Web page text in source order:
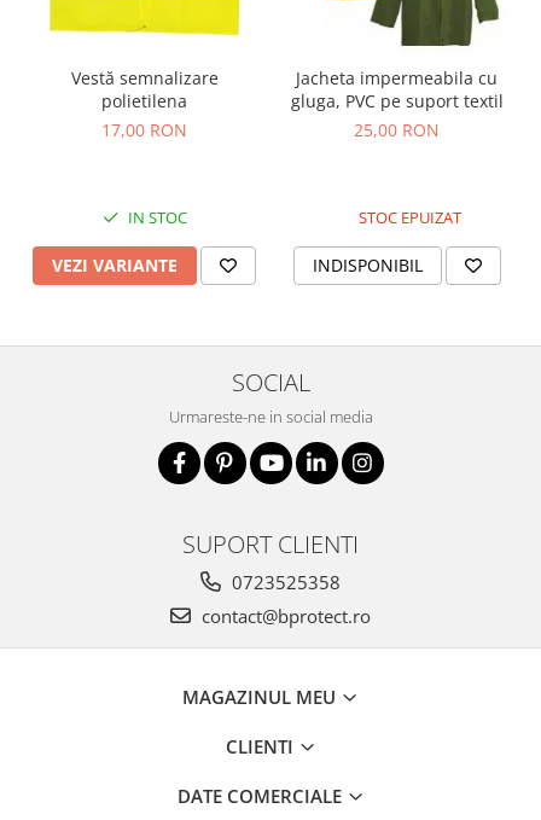
Vestă semnalizare
polietilena
17,00 RON
IN STOC
VEZI VARIANTE
Jacheta impermeabila cu
gluga, PVC pe suport textil
25,00 RON
STOC EPUIZAT
INDISPONIBIL
SOCIAL
Urmareste-ne in social media
SUPORT CLIENTI
0723525358
contact@bprotect.ro
MAGAZINUL MEU
CLIENTI
DATE COMERCIALE